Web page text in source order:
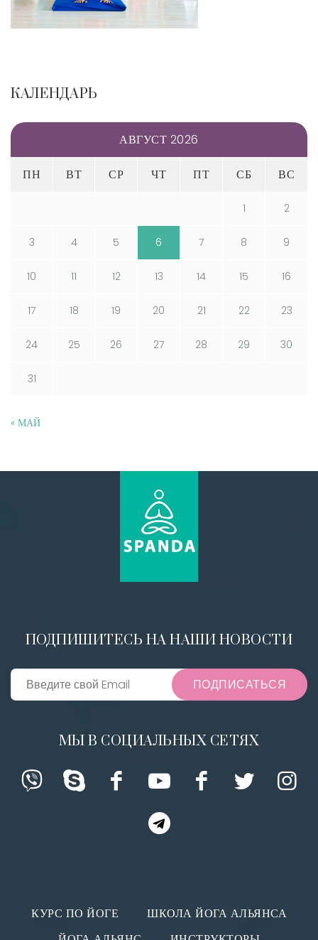
КАЛЕНДАРЬ
АВГУСТ 2026
ПН ВТ СР ЧТ ПТ СБ ВС
« МАЙ
1 2
3 4 5 6 7 8 9
10 11 12 13 14 15 16
17 18 19 20 21 22 23
24 25 26 27 28 29 30
31
ПОДПИШИТЕСЬ НА НАШИ НОВОСТИ
ПОДПИСАТЬСЯ
МЫ В СОЦИАЛЬНЫХ СЕТЯХ
КУРС ПО ЙОГЕ
ШКОЛА ЙОГА АЛЬЯНСА